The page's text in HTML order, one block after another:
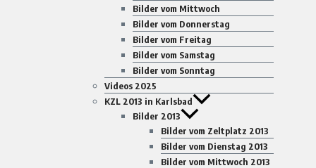
Bilder vom Mittwoch
Bilder vom Donnerstag
Bilder vom Freitag
Bilder vom Samstag
Bilder vom Sonntag
Videos 2025
KZL 2013 in Karlsbad
Bilder 2013
Bilder vom Zeltplatz 2013
Bilder vom Dienstag 2013
Bilder vom Mittwoch 2013